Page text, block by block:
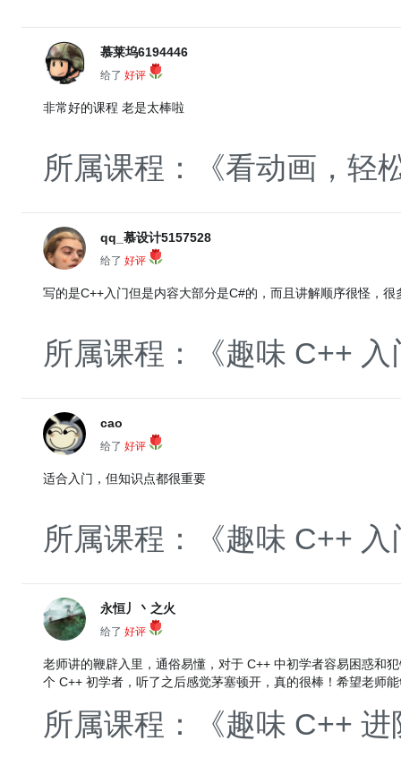
慕莱坞6194446
给了 好评
非常好的课程 老是太棒啦
所属课程：《看动画，轻
qq_慕设计5157528
给了 好评
写的是C++入门但是内容大部分是C#的，而且讲解顺序很怪，
所属课程：《趣味 C++ 入
cao
给了 好评
适合入门，但知识点都很重要
所属课程：《趣味 C++ 入
永恒丿丶之火
给了 好评
老师讲的鞭辟入里，通俗易懂，对于 C++ 中初学者容易困惑和
个 C++ 初学者，听了之后感觉茅塞顿开，真的很棒！希望老师
所属课程：《趣味 C++ 进